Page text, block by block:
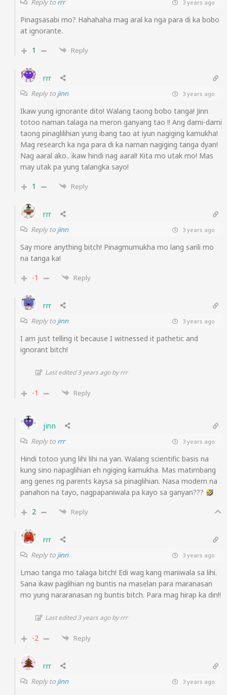
Reply to rrr 3 years ago
Pinagsasabi mo? Hahahaha mag aral ka nga para di ka bobo
at ignorante.
1
Reply
rrr
Reply to jinn 3 years ago
Ikaw yung ignorante dito! Walang taong bobo tanga! Jinn
totoo naman talaga na meron ganyang tao !! Ang dami-dami
taong pinaglilihian yung ibang tao at iyun nagiging kamukha!
Mag research ka nga para di ka naman nagiging tanga dyan!
Nag aaral ako.. ikaw hindi nag aaral! Kita mo utak mo! Mas
may utak pa yung talangka sayo!
1
Reply
rrr
Reply to jinn 3 years ago
Say more anything bitch! Pinagmumukha mo lang sarili mo
na tanga ka!
-1
Reply
rrr
Reply to jinn 3 years ago
I am just telling it because I witnessed it pathetic and
ignorant bitch!
Last edited 3 years ago by rrr
-1 Reply
jinn
Reply to rrr 3 years ago
Hindi totoo yung lihi lihi na yan. Walang scientific basis na
kung sino napaglihian eh ngiging kamukha. Mas matimbang
ang genes ng parents kaysa sa pinaglihian. Nasa modern na
panahon na tayo, nagpapaniwala pa kayo sa ganyan???
2
Reply
rrr
Reply to jinn 3 years ago
Lmao tanga mo talaga bitch! Edi wag kang maniwala sa lihi.
Sana ikaw paglihian ng buntis na maselan para maranasan
mo yung nararanasan ng buntis bitch. Para mag hirap ka din!!
Last edited 3 years ago by rrr
-2 Reply
rrr
Reply to jinn 3 years ago